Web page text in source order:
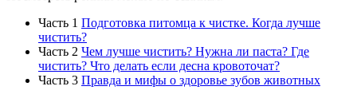
Часть 1 Подготовка питомца к чистке. Когда лучше
чистить?
Часть 2 Чем лучше чистить? Нужна ли паста? Где
чистить? Что делать если десна кровоточат?
Часть 3 Правда и мифы о здоровье зубов животных